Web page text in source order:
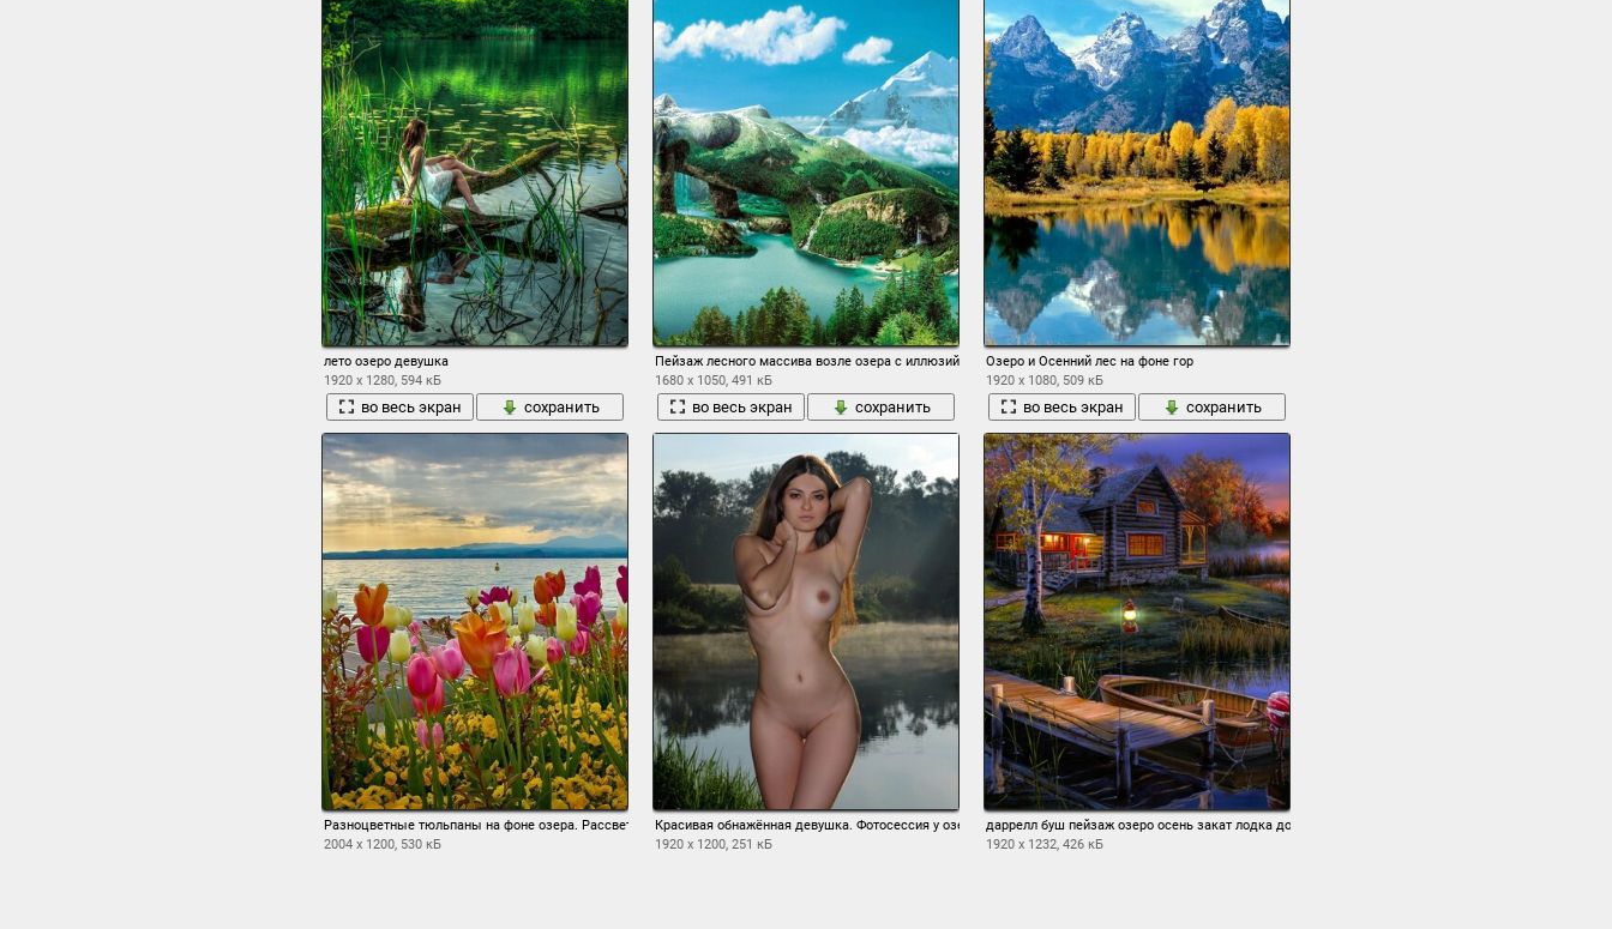
лето озеро девушка
1920 x 1280, 594 кБ
во весь экран сохранить
Пейзаж лесного массива возле озера с иллюзий девушки
1680 x 1050, 491 кБ
во весь экран сохранить
Озеро и Осенний лес на фоне гор
1920 x 1080, 509 кБ
во весь экран сохранить
Разноцветные тюльпаны на фоне озера. Рассвет
2004 x 1200, 530 кБ
Красивая обнажëнная девушка. Фотосессия у озера
1920 x 1200, 251 кБ
даррелл буш пейзаж озеро осень закат лодка домик утки фонарь арт
1920 x 1232, 426 кБ